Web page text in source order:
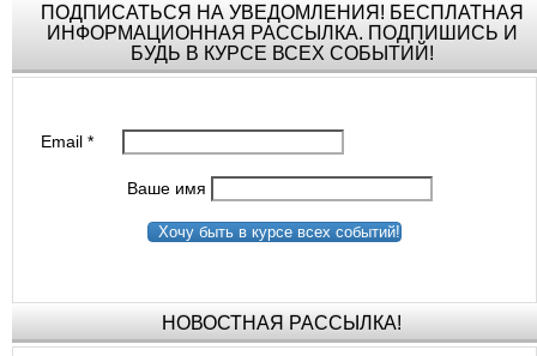
ПОДПИСАТЬСЯ НА УВЕДОМЛЕНИЯ! БЕСПЛАТНАЯ
ИНФОРМАЦИОННАЯ РАССЫЛКА. ПОДПИШИСЬ И
БУДЬ В КУРСЕ ВСЕХ СОБЫТИЙ!
Email*
Ваше имя
Хочу быть в курсе всех событий!
НОВОСТНАЯ РАССЫЛКА!